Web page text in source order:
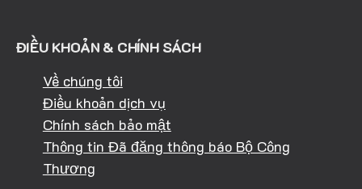
ĐIỀU KHOẢN & CHÍNH SÁCH
Về chúng tôi
Điều khoản dịch vụ
Chính sách bảo mật
Thông tin Đã đăng thông báo Bộ Công
Thương